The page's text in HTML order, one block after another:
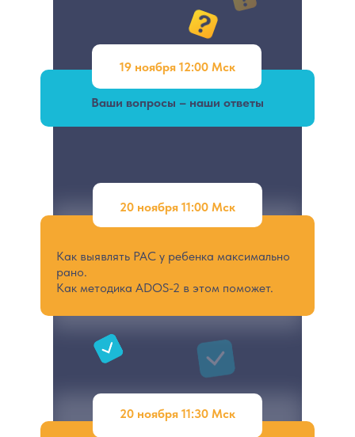
19 ноября 12:00 Мск
Как выявлять РАС у ребенка максимально
рано.
Как методика ADOS-2 в этом поможет.
20 ноября 11:00 Мск
20 ноября 11:30 Мск
Ваши вопросы – наши ответы